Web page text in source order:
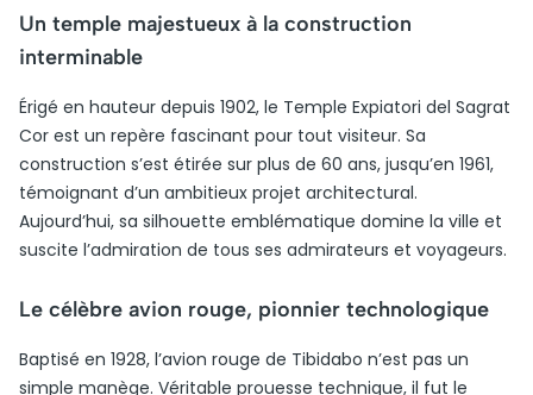
Un temple majestueux à la construction
interminable
Érigé en hauteur depuis 1902, le Temple Expiatori del Sagrat
Cor est un repère fascinant pour tout visiteur. Sa
construction s’est étirée sur plus de 60 ans, jusqu’en 1961,
témoignant d’un ambitieux projet architectural.
Aujourd’hui, sa silhouette emblématique domine la ville et
suscite l’admiration de tous ses admirateurs et voyageurs.
Le célèbre avion rouge, pionnier technologique
Baptisé en 1928, l’avion rouge de Tibidabo n’est pas un
simple manège. Véritable prouesse technique, il fut le